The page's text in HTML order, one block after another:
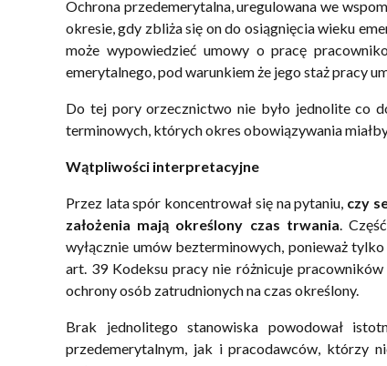
Ochrona przedemerytalna, uregulowana we
okresie, gdy zbliża się on do osiągnięcia wieku
może wypowiedzieć umowy o pracę
emerytalnego, pod warunkiem że jego staż pracy
Do tej pory orzecznictwo nie było jednolite co
terminowych, których okres obowiązywania
Wątpliwości interpretacyjne
Przez lata spór koncentrował się na pytaniu, czy
założenia mają określony czas trwania.
wyłącznie umów bezterminowych, ponieważ
art. 39 Kodeksu pracy nie różnicuje
ochrony osób zatrudnionych na czas określony.
Brak jednolitego stanowiska powodował
przedemerytalnym, jak i pracodawców, którzy